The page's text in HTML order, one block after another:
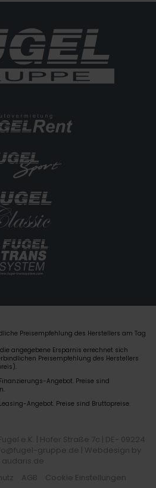
Preisempfehlung des Herstellers am Tag
angegebene Ersparnis errechnet sich
Preisempfehlung des Herstellers
Angebot. Preise sind
Angebot. Preise sind Bruttopreise.
e.K. | Hofer Straße 7c | DE- 09224
gruppe.de | Webdesign by
audaris.de
AGB Cookie Einstellungen